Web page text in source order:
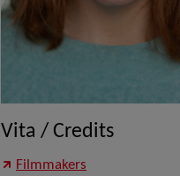
Vita / Credits
Filmmakers